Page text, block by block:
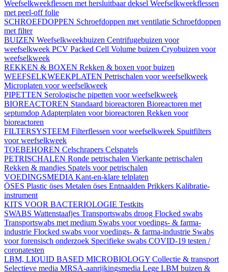
Weefselkweekflessen met hersluitbaar deksel Weefselkweekflessen
met peel-off folie
SCHROEFDOPPEN Schroefdoppen met ventilatie Schroefdoppen
met filter
BUIZEN Weefselkweekbuizen Centrifugebuizen voor
weefselkweek PCV Packed Cell Volume buizen Cryobuizen voor
weefselkweek
REKKEN & BOXEN Rekken & boxen voor buizen
WEEFSELKWEEKPLATEN Petrischalen voor weefselkweek
Microplaten voor weefselkweek
PIPETTEN Serologische pipetten voor weefselkweek
BIOREACTOREN Standaard bioreactoren Bioreactoren met
septumdop Adapterplaten voor bioreactoren Rekken voor
bioreactoren
FILTERSYSTEEM Filterflessen voor weefselkweek Spuitfilters
voor weefselkweek
TOEBEHOREN Celschrapers Celspatels
PETRISCHALEN Ronde petrischalen Vierkante petrischalen
Rekken & mandjes Spatels voor petrischalen
VOEDINGSMEDIA Kant-en-klare telplaten
ÖSES Plastic öses Metalen öses Entnaalden Prikkers Kalibratie-
instrument
KITS VOOR BACTERIOLOGIE Testkits
SWABS Wattenstaafjes Transportswabs droog Flocked swabs
Transportswabs met medium Swabs voor voedings- & farma-
industrie Flocked swabs voor voedings- & farma-industrie Swabs
voor forensisch onderzoek Specifieke swabs COVID-19 testen /
coronatesten
LBM, LIQUID BASED MICROBIOLOGY Collectie & transport
Selectieve media MRSA-aanrijkingsmedia Lege LBM buizen &